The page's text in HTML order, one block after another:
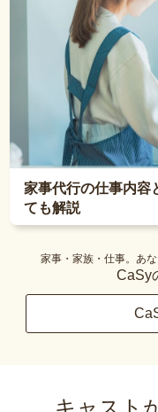
家事代行の仕事内容
ても解説
家事・家族・仕事。あ
CaSy
キャスト